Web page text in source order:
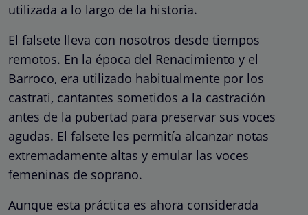
utilizada a lo largo de la historia.
El falsete lleva con nosotros desde tiempos
remotos. En la época del Renacimiento y el
Barroco, era utilizado habitualmente por los
castrati, cantantes sometidos a la castración
antes de la pubertad para preservar sus voces
agudas. El falsete les permitía alcanzar notas
extremadamente altas y emular las voces
femeninas de soprano.
Aunque esta práctica es ahora considerada